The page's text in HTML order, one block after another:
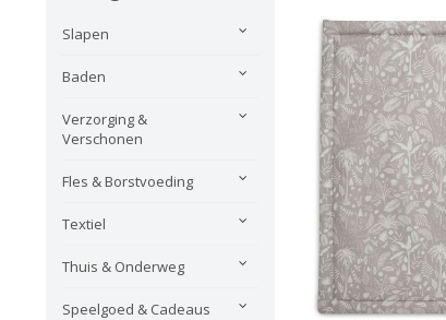
Slapen
Baden
Verzorging &
Verschonen
Fles & Borstvoeding
Textiel
Thuis & Onderweg
Speelgoed & Cadeaus